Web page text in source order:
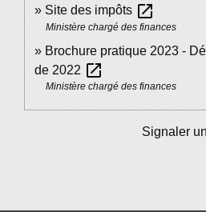
Site des impôts open_in_new
Ministère chargé des finances
Brochure pratique 2023 -
de 2022 open_in_new
Ministère chargé des finances
Signaler